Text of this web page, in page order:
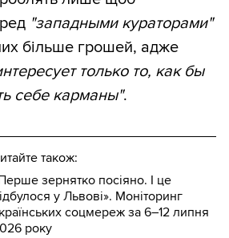
"западными кураторами"
більше грошей, адже
только то, как бы
себе карманы".
також:
зернятко посіяно. І це
у Львові». Моніторинг
соцмереж за 6–12 липня
року